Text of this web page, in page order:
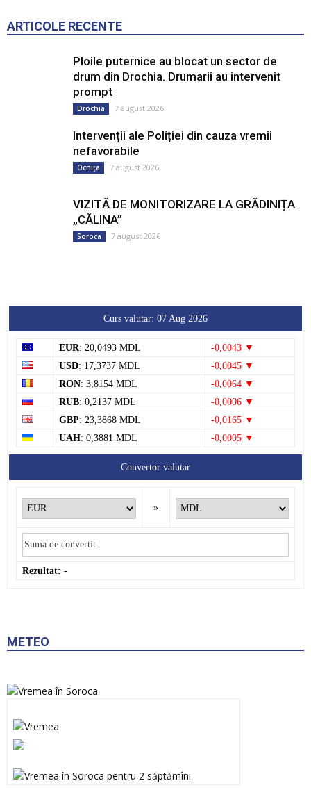
ARTICOLE RECENTE
Ploile puternice au blocat un sector de
drum din Drochia. Drumarii au intervenit
prompt
Drochia 7 august 2026
Intervenții ale Poliției din cauza vremii
nefavorabile
Ocnița 7 august 2026
VIZITĂ DE MONITORIZARE LA GRĂDINIȚA
„CĂLINA”
Soroca 7 august 2026
Curs valutar: 07 Aug 2026
EUR: 20,0493 MDL
-0,0043 ▼
USD: 17,3737 MDL
-0,0045 ▼
RON: 3,8154 MDL
-0,0064 ▼
RUB: 0,2137 MDL
-0,0006 ▼
GBP: 23,3868 MDL
-0,0165 ▼
UAH: 0,3881 MDL -0,0005 ▼
Convertor valutar
»
Rezultat: -
METEO